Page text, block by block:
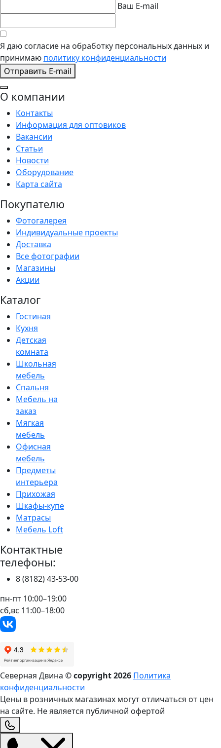
Ваш E-mail
Я даю согласие на обработку персональных данных и
принимаю политику конфиденциальности
Отправить E-mail
О компании
Контакты
Информация для оптовиков
Вакансии
Статьи
Новости
Оборудование
Карта сайта
Покупателю
Фотогалерея
Индивидуальные проекты
Доставка
Все фотографии
Магазины
Акции
Каталог
Гостиная
Кухня
Детская
комната
Школьная
мебель
Спальня
Мебель на
заказ
Мягкая
мебель
Офисная
мебель
Предметы
интерьера
Прихожая
Шкафы-купе
Матрасы
Мебель Loft
Контактные
телефоны:
8 (8182) 43-53-00
пн-пт 10:00–19:00
сб,вс 11:00–18:00
Северная Двина © copyright2026 Политика
конфиденциальности
Цены в розничных магазинах могут отличаться от цен
на сайте. Не является публичной офертой